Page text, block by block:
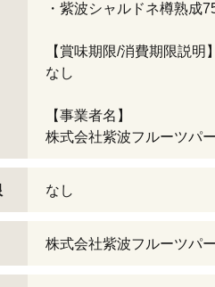
・紫波シャルドネ樽熟成
【賞味期限/消費期限説明】
なし
【事業者名】
株式会社紫波フルーツパ
なし
株式会社紫波フルーツパ